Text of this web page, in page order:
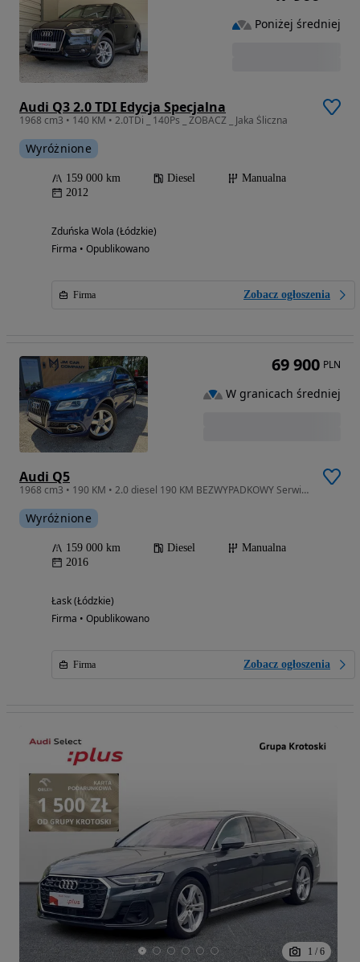
Audi Q3 2.0 TDI Edycja Specjalna
1968 cm3 • 140 KM • 2.0TDi _ 140Ps _ ZOBACZ _ Jaka Śliczna
Wyróżnione
159 000 km Diesel
Manualna
2012
Zduńska Wola (Łódzkie)
Firma • Opublikowano
Firma Zobacz ogłoszenia
Poniżej średniej
Audi Q5
1968 cm3 • 190 KM • 2.0 diesel 190 KM BEZWYPADKOWY Serwisowany S-LINE Quattro
Wyróżnione
159 000 km Diesel
Manualna
2016
Łask (Łódzkie)
Firma • Opublikowano
Firma Zobacz ogłoszenia
69 900 PLN
W granicach średniej
1 / 6